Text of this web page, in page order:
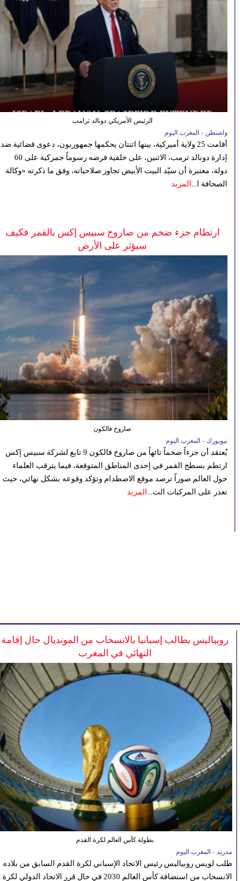
الرئيس الأمريكي دونالد ترامب
واشنطن - المغرب اليوم
أقامت 25 ولاية أميركية، بينها اثنتان يحكمها جمهوريون، دعوى قضائية ضد
إدارة دونالد ترمب، الاثنين، على خلفية فرضه رسوماً جمركية على 60
دولة، معتبرة أن سيّد البيت الأبيض تجاوز صلاحياته، وفق ما ذكرته «وكالة
الصحافة ا... المزيد
ارتطام جزء ضخم من صاروخ سبيس إكس بالقمر فكيف
سيؤثر على الأرض
صاروخ فالكون
نيويورك - المغرب اليوم
يُعتقد أن جزءاً ضخماً تائهاً من صاروخ فالكون 9 تابع لشركة سبيس إكس
ارتطم بسطح القمر في إحدى المناطق المتوقعة، فيما يترقب العلماء
حول العالم صوراً ترصد موقع الاصطدام وتؤكد وقوعه بشكل نهائي، حيث
تعذر على المركبات الت... المزيد
روبياليس يطالب إسبانيا بالانسحاب من المونديال حال إقامة
النهائي في المغرب
بطولة كأس العالم لكرة القدم
مدريد - المغرب اليوم
طلب لويس روبياليس رئيس الاتحاد الإسباني لكرة القدم السابق من بلاده
الانسحاب من استضافة كأس العالم 2030 في حال قرر الاتحاد الدولي لكرة